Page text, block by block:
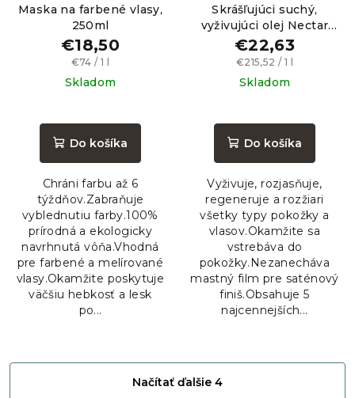
Maska na farbené vlasy,
250ml
€18,50
Jednotková
cena:
€74 / 1 l
Skladom
hodnotenie
produktu
z
5
hviezdičiek.
Do košíka
Chráni farbu až 6
týždňov.Zabraňuje
vyblednutiu farby.100%
prírodná a ekologicky
navrhnutá vôňa.Vhodná
pre farbené a melírované
vlasy.Okamžite poskytuje
väčšiu hebkosť a lesk
po...
Skrášľujúci suchý,
vyživujúci olej Nectar
Doré, 100ml
€22,63
Jednotková
cena:
€215,52 / 1 l
Skladom
hodnotenie
produktu
z
5
hviezdičiek.
Do košíka
Vyživuje, rozjasňuje,
regeneruje a rozžiari
všetky typy pokožky a
vlasov.Okamžite sa
vstrebáva do
pokožky.Nezanecháva
mastný film pre saténový
finiš.Obsahuje 5
najcennejších...
Načítať ďalšie 4